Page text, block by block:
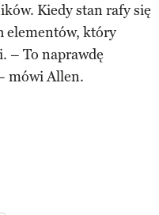
Kiedy stan rafy się
elementów, który
– To naprawdę
mówi Allen.